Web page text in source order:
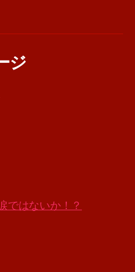
ジ
ではないか！？